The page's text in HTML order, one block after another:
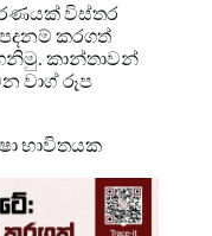
විස්තර
පදනම් කරගත්
කාන්තාවන්
වාග් රූප
භාවිතයක